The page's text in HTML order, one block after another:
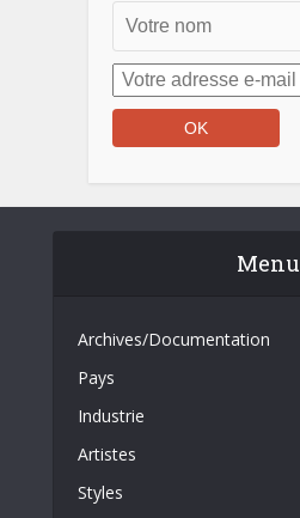
Menu
Archives/Documentation
Pays
Industrie
Artistes
Styles